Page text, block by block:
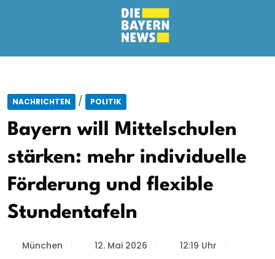
NACHRICHTEN / POLITIK
Bayern will Mittelschulen
stärken: mehr individuelle
Förderung und flexible
Stundentafeln
München 12. Mai 2026 12:19 Uhr